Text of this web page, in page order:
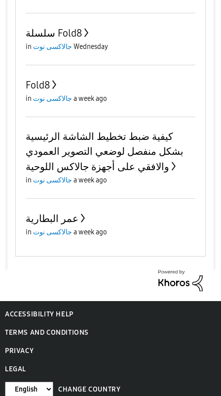
سلسلة Fold8
in جالاكسى نوت Wednesday
Fold8
in جالاكسى نوت a week ago
كيفية ضبط تخطيط الشاشة الرئيسية
بشكل منفصل لوضعي التصوير العمودي
والافقي على أجهزة جالاكس اللوحية
in جالاكسى نوت a week ago
عمر البطارية
in جالاكسى نوت a week ago
ACCESSIBILITY HELP
TERMS AND CONDITIONS
PRIVACY
LEGAL
CHANGE COUNTRY